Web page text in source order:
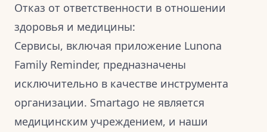
Отказ от ответственности в отношении
здоровья и медицины:
Сервисы, включая приложение Lunona
Family Reminder, предназначены
исключительно в качестве инструмента
организации. Smartago не является
медицинским учреждением, и наши